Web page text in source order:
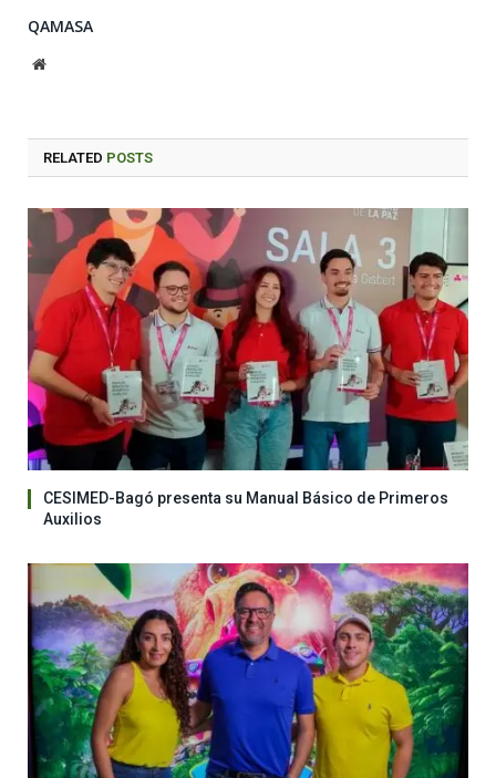
QAMASA
Website
RELATED POSTS
CESIMED-Bagó presenta su Manual Básico de Primeros
Auxilios